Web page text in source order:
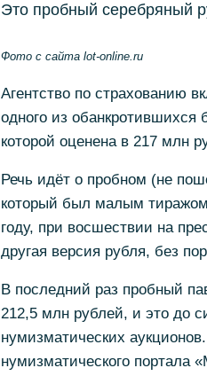
Это пробный серебряный
Фото с сайта lot-online.ru
Агентство по страхованию
одного из обанкротившихся
которой оценена в 217 млн
Речь идёт о пробном (не
который был малым тиражом
году, при восшествии на
другая версия рубля, без
В последний раз пробный
212,5 млн рублей, и это до
нумизматических
нумизматического портала